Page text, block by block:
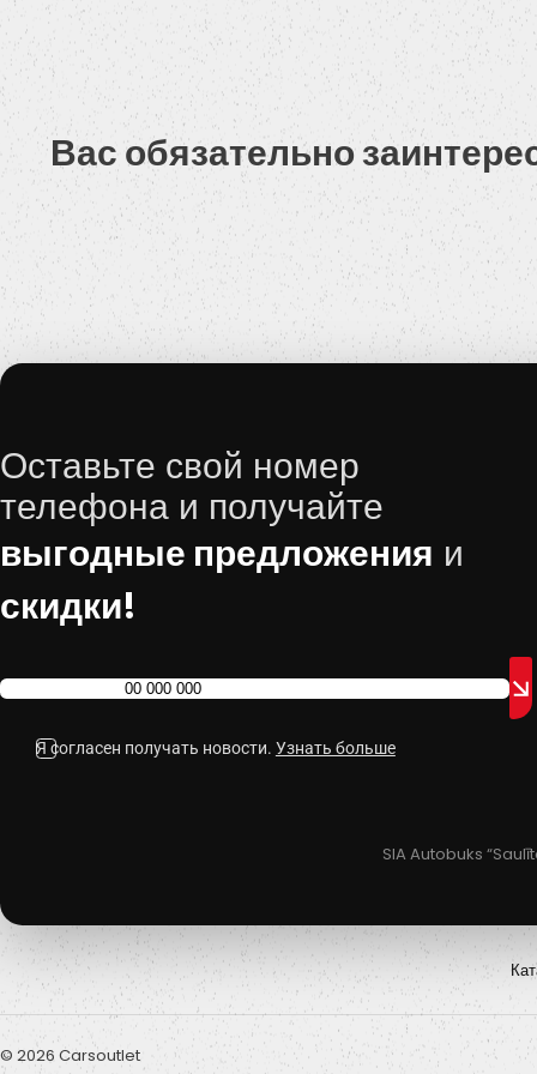
-U.C. ekstras.
Вас обязательно
Оставьте свой номер
телефона и получайте
выгодные предложения и
скидки!
Я согласен получать новости. Узнать больше
SIA Autobuks
© 2026 Carsoutlet